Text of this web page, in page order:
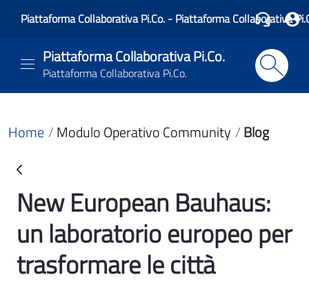
Piattaforma Collaborativa Pi.Co. - Piattaforma Collaborativa
Piattaforma Collaborativa Pi.Co.
Piattaforma Collaborativa Pi.Co.
Home Modulo Operativo Community Blog
BlogNew European Bauhaus:
un laboratorio europeo per
trasformare le città